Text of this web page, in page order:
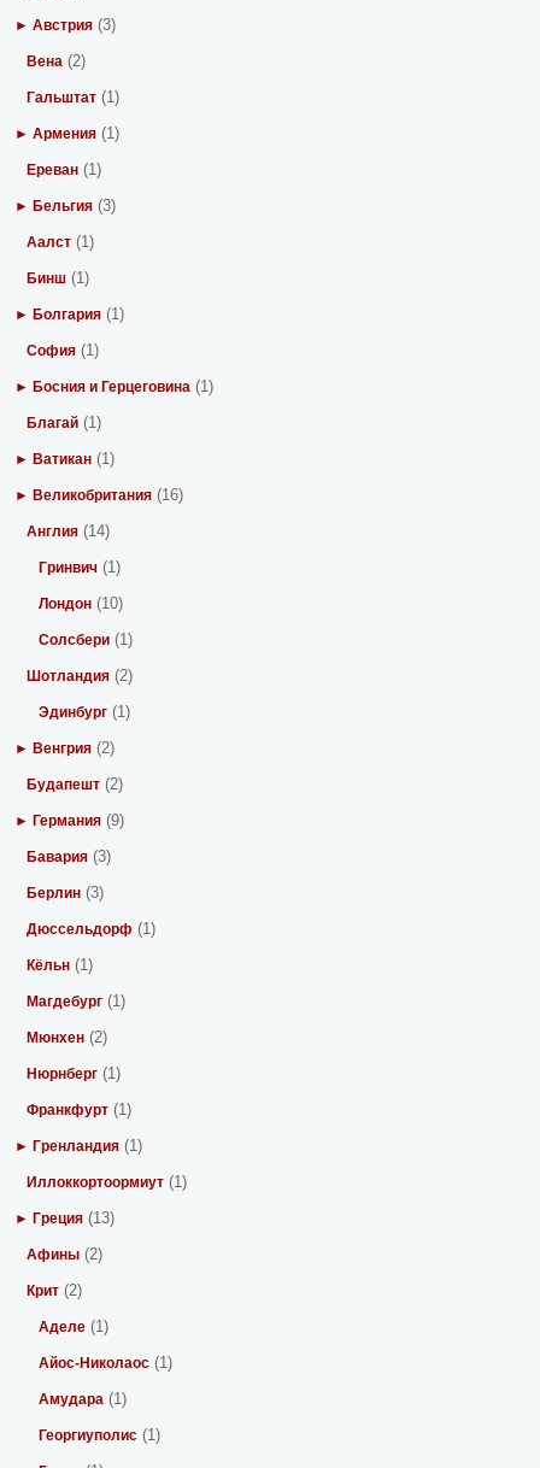
► Австрия (3)
Вена (2)
Гальштат (1)
► Армения (1)
Ереван (1)
► Бельгия (3)
Аалст (1)
Бинш (1)
► Болгария (1)
София (1)
► Босния и Герцеговина (1)
Благай (1)
► Ватикан (1)
► Великобритания (16)
Англия (14)
Гринвич (1)
Лондон (10)
Солсбери (1)
Шотландия (2)
Эдинбург (1)
► Венгрия (2)
Будапешт (2)
► Германия (9)
Бавария (3)
Берлин (3)
Дюссельдорф (1)
Кёльн (1)
Магдебург (1)
Мюнхен (2)
Нюрнберг (1)
Франкфурт (1)
► Гренландия (1)
Иллоккортоормиут (1)
► Греция (13)
Афины (2)
Крит (2)
Аделе (1)
Айос-Николаос (1)
Амудара (1)
Георгиуполис (1)